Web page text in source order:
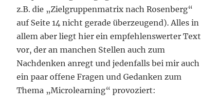
z.B. die „Zielgruppenmatrix nach Rosenberg“
auf Seite 14 nicht gerade überzeugend). Alles in
allem aber liegt hier ein empfehlenswerter Text
vor, der an manchen Stellen auch zum
Nachdenken anregt und jedenfalls bei mir auch
ein paar offene Fragen und Gedanken zum
Thema „Microlearning“ provoziert: